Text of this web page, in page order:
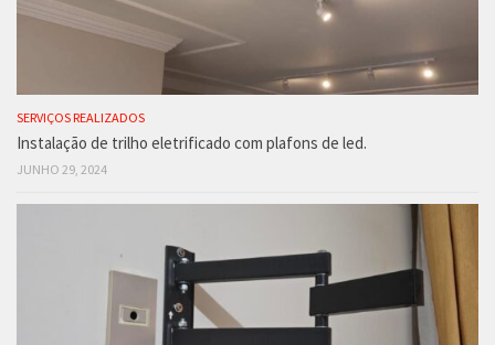
SERVIÇOS REALIZADOS
Instalação de trilho eletrificado com plafons de led.
JUNHO 29, 2024